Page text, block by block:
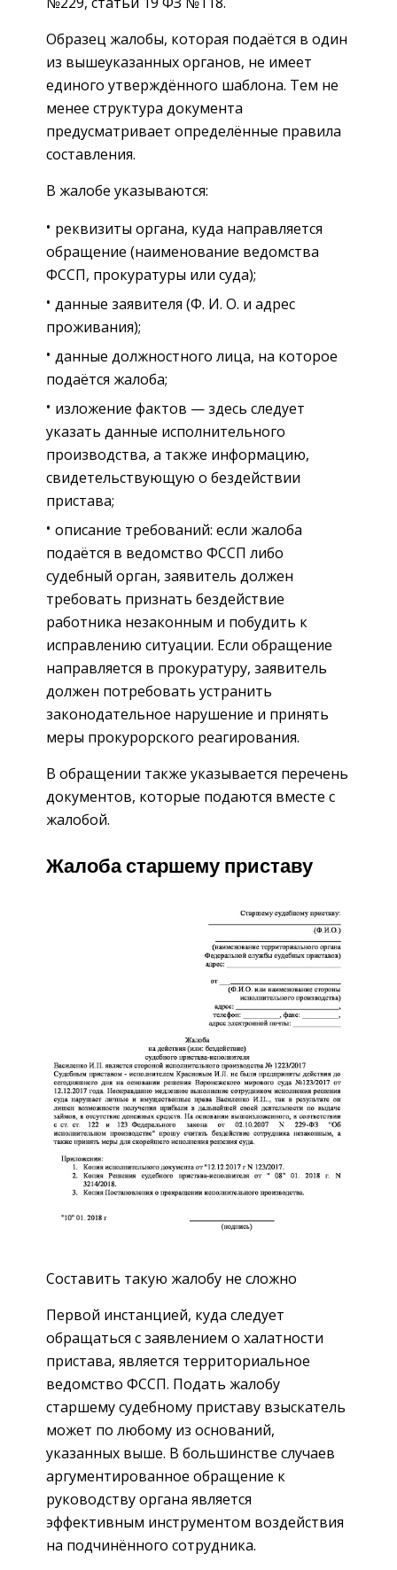
Образец жалобы, которая подаётся в один
из вышеуказанных органов, не имеет
единого утверждённого шаблона. Тем не
менее структура документа
предусматривает определённые правила
составления.
В жалобе указываются:
реквизиты органа, куда направляется
обращение (наименование ведомства
ФССП, прокуратуры или суда);
данные заявителя (Ф. И. О. и адрес
проживания);
данные должностного лица, на которое
подаётся жалоба;
изложение фактов — здесь следует
указать данные исполнительного
производства, а также информацию,
свидетельствующую о бездействии
пристава;
описание требований: если жалоба
подаётся в ведомство ФССП либо
судебный орган, заявитель должен
требовать признать бездействие
работника незаконным и побудить к
исправлению ситуации. Если обращение
направляется в прокуратуру, заявитель
должен потребовать устранить
законодательное нарушение и принять
меры прокурорского реагирования.
В обращении также указывается перечень
документов, которые подаются вместе с
жалобой.
Жалоба старшему приставу
Составить такую жалобу не сложно
Первой инстанцией, куда следует
обращаться с заявлением о халатности
пристава, является территориальное
ведомство ФССП. Подать жалобу
старшему судебному приставу взыскатель
может по любому из оснований,
указанных выше. В большинстве случаев
аргументированное обращение к
руководству органа является
эффективным инструментом воздействия
на подчинённого сотрудника.